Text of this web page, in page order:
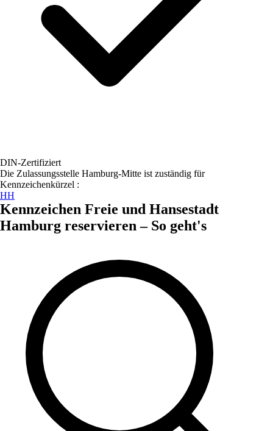
DIN-Zertifiziert
Die Zulassungsstelle Hamburg-Mitte ist zuständig für
Kennzeichenkürzel :
HH
Kennzeichen Freie und Hansestadt
Hamburg reservieren – So geht's